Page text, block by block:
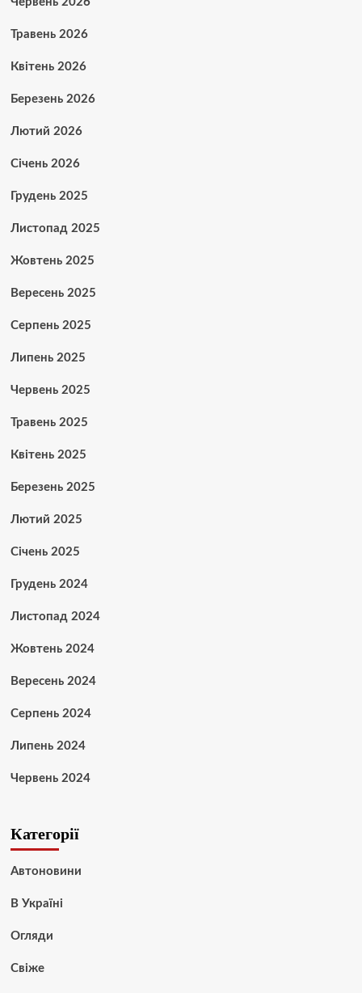
Травень 2026
Квітень 2026
Березень 2026
Лютий 2026
Січень 2026
Грудень 2025
Листопад 2025
Жовтень 2025
Вересень 2025
Серпень 2025
Липень 2025
Червень 2025
Травень 2025
Квітень 2025
Березень 2025
Лютий 2025
Січень 2025
Грудень 2024
Листопад 2024
Жовтень 2024
Вересень 2024
Серпень 2024
Липень 2024
Червень 2024
Категорії
Автоновини
В Україні
Огляди
Свіже